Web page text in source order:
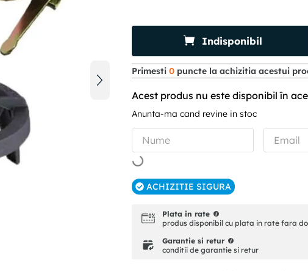
Indisponibil
Primesti0 puncte la achizitia acestui
Acest produs nu este disponibil în
Anunta-ma cand revine in stoc
ACHIZITIE SIGURA
Plata in rate
produs disponibil cu plata in rate fara
Garantie si retur
conditii de garantie si retur